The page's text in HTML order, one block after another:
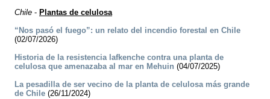
Chile - Plantas de celulosa
“Nos pasó el fuego”: un relato del incendio forestal en Chile
(02/07/2026)
Historia de la resistencia lafkenche contra una planta de
celulosa que amenazaba al mar en Mehuin (04/07/2025)
La pesadilla de ser vecino de la planta de celulosa más grande
de Chile (26/11/2024)